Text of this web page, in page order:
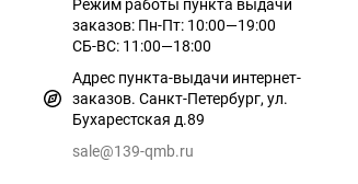
заказов: Пн-Пт: 10:00—19:00
СБ-ВС: 11:00—18:00
Адрес пункта-выдачи интернет-
заказов. Санкт-Петербург, ул.
Бухарестская д.89
sale@139-qmb.ru